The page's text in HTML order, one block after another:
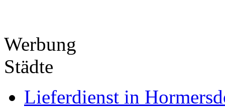
Werbung
Städte
Lieferdienst in